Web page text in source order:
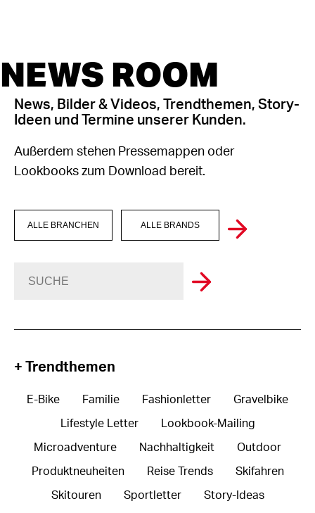
NEWS ROOM
News, Bilder & Videos, Trendthemen, Story-
Ideen und Termine unserer Kunden.
Außerdem stehen Pressemappen oder
Lookbooks zum Download bereit.
ALLE BRANCHEN ALLE BRANDS
+ Trendthemen
E-Bike Familie Fashionletter Gravelbike
Lifestyle Letter Lookbook-Mailing
Microadventure Nachhaltigkeit Outdoor
Produktneuheiten Reise Trends Skifahren
Skitouren Sportletter Story-Ideas